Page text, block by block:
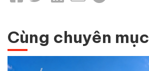
Cùng chuyên mục